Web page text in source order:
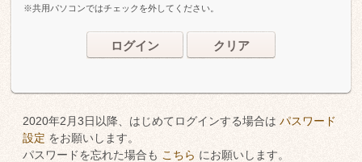
※共用パソコンではチェックを外してください。
ログイン クリア
2020年2月3日以降、はじめてログインする場合は パスワード
設定 をお願いします。
パスワードを忘れた場合も こちら にお願いします。